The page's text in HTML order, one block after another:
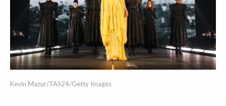
Kevin Mazur/TAS24/Getty Images